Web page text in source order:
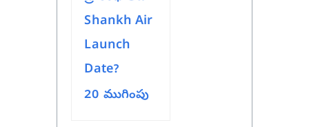
Shankh Air
Launch
Date?
20 ముగింపు